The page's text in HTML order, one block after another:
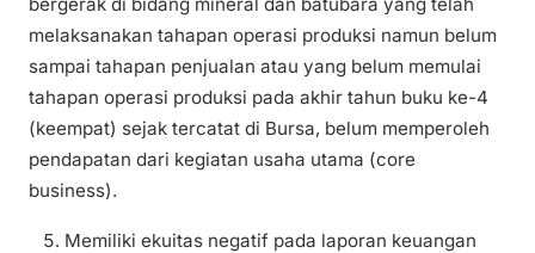
bergerak di bidang mineral dan batubara yang telah
melaksanakan tahapan operasi produksi namun belum
sampai tahapan penjualan atau yang belum memulai
tahapan operasi produksi pada akhir tahun buku ke-4
(keempat) sejak tercatat di Bursa, belum memperoleh
pendapatan dari kegiatan usaha utama (core
business).
Memiliki ekuitas negatif pada laporan keuangan